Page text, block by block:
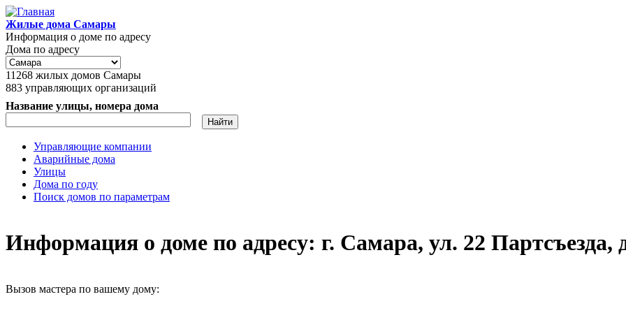
Перейти к основному содержанию
Жилые дома Самары
Информация о доме по адресу
Дома по адресу
11268 жилых домов Самары
883 управляющих организаций
Название улицы, номера дома
Главное меню
Управляющие компании
Аварийные дома
Улицы
Дома по году
Поиск домов по параметрам
Информация о доме по адресу: г. Самара, ул. 22 Партсъезда,
Вызов мастера по вашему дому: